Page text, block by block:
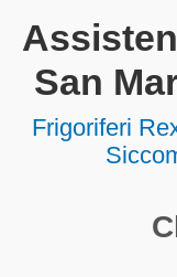
San
Frigoriferi